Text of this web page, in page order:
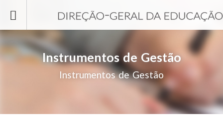
Instrumentos de Gestão
Instrumentos de Gestão